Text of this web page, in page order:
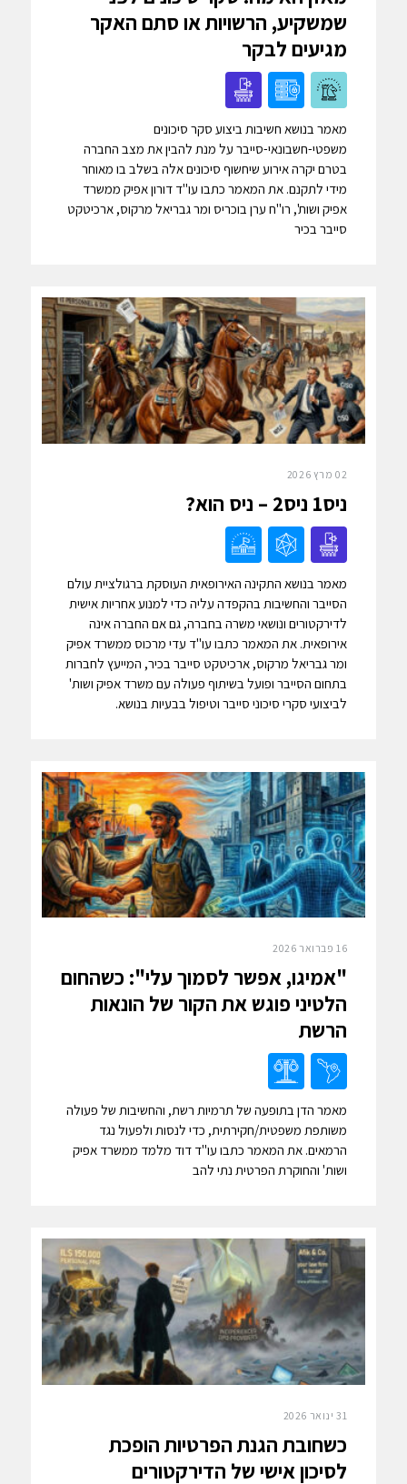
שמשקיע, הרשויות או סתם האקר
מגיעים לבקר
מאמר בנושא חשיבות ביצוע סקר סיכונים
משפטי-חשבונאי-סייבר על מנת להבין את מצב החברה
בטרם יקרה אירוע שיחשוף סיכונים אלה בשלב בו מאוחר
מידי לתקנם. את המאמר כתבו עו"ד דורון אפיק ממשרד
אפיק ושות', רו"ח ערן בוכריס ומר גבריאל מרקוס, ארכיטקט
סייבר בכיר
02 מרץ 2026
ניס1 ניס2 – ניס הוא?
מאמר בנושא התקינה האירופאית העוסקת ברגולציית עולם
הסייבר והחשיבות בהקפדה עליה כדי למנוע אחריות אישית
לדירקטורים ונושאי משרה בחברה, גם אם החברה אינה
אירופאית. את המאמר כתבו עו"ד עדי מרכוס ממשרד אפיק
ומר גבריאל מרקוס, ארכיטקט סייבר בכיר, המייעץ לחברות
בתחום הסייבר ופועל בשיתוף פעולה עם משרד אפיק ושות'
לביצועי סקרי סיכוני סייבר וטיפול בבעיות בנושא.
16 פברואר 2026
"אמיגו, אפשר לסמוך עלי": כשהחום
הלטיני פוגש את הקור של הונאות
הרשת
מאמר הדן בתופעה של תרמיות רשת, והחשיבות של פעולה
משותפת משפטית/חקירתית, כדי לנסות ולפעול נגד
הרמאים. את המאמר כתבו עו"ד דוד מלמד ממשרד אפיק
ושות' והחוקרת הפרטית נתי להב
31 ינואר 2026
כשחובת הגנת הפרטיות הופכת
לסיכון אישי של הדירקטורים